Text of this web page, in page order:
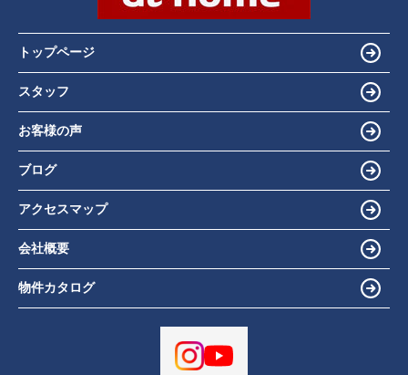
トップページ
スタッフ
お客様の声
ブログ
アクセスマップ
会社概要
物件カタログ